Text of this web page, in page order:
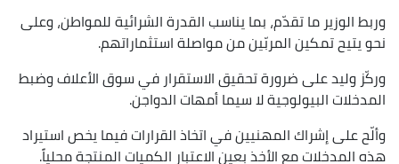
وربط الوزير ما تقدّم، بما يناسب القدرة الشرائية للمواطن، وعلى
نحو يتيح تمكين المربّين من مواصلة استثماراتهم.
وركّز وليد على ضرورة تحقيق الاستقرار في سوق الأعلاف وضبط
المدخلات البيولوجية لا سيما أمهات الدواجن.
وألّح على إشراك المهنيين في اتخاذ القرارات فيما يخص استيراد
هذه المدخلات مع الأخذ بعين الاعتبار الكميات المنتجة محلياً.